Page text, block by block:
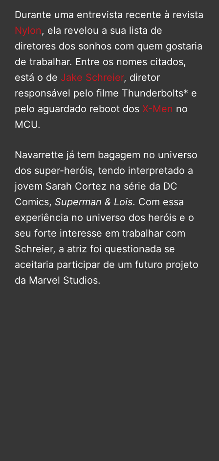
Durante uma entrevista recente à revista
Nylon, ela revelou a sua lista de
diretores dos sonhos com quem gostaria
de trabalhar. Entre os nomes citados,
está o de Jake Schreier, diretor
responsável pelo filme Thunderbolts* e
pelo aguardado reboot dos X-Men no
MCU.
Navarrette já tem bagagem no universo
dos super-heróis, tendo interpretado a
jovem Sarah Cortez na série da DC
Comics, Superman & Lois. Com essa
experiência no universo dos heróis e o
seu forte interesse em trabalhar com
Schreier, a atriz foi questionada se
aceitaria participar de um futuro projeto
da Marvel Studios.